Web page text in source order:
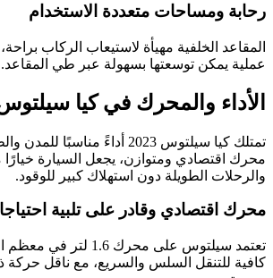
رحابة ومساحات متعددة الاستخدام
المقاعد الخلفية مهيأة لاستيعاب الركاب
عملية يمكن توسعتها بسهولة عبر طي المقاعد.
الأداء والمحرك في كيا سيلتوس
تمتلك كيا سيلتوس 2023 أداءً
محرك اقتصادي ومتوازن، يجعل السيارة خيارًا
والرحلات الطويلة دون استهلاك كبير للوقود.
محرك اقتصادي وقادر على تلبية
تعتمد سيلتوس على محرك
كافية للتنقل السلس والسريع، مع ناقل حركة